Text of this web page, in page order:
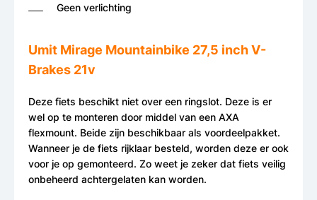
Geen verlichting
Umit Mirage Mountainbike 27,5 inch V-
Brakes 21v
Deze fiets beschikt niet over een ringslot. Deze is er
wel op te monteren door middel van een AXA
flexmount. Beide zijn beschikbaar als voordeelpakket.
Wanneer je de fiets rijklaar besteld, worden deze er ook
voor je op gemonteerd. Zo weet je zeker dat fiets veilig
onbeheerd achtergelaten kan worden.